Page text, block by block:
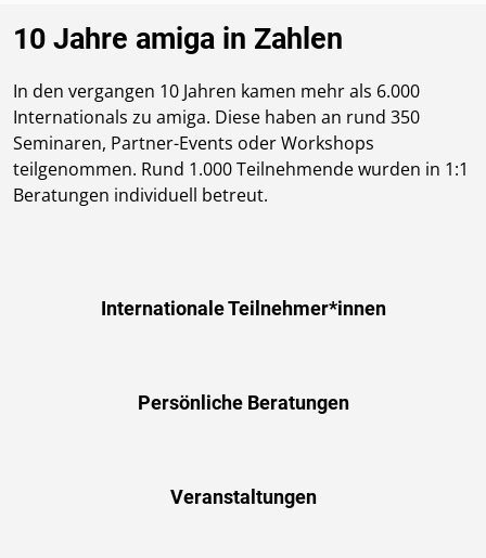
10 Jahre amiga in Zahlen
In den vergangen 10 Jahren kamen mehr als 6.000
Internationals zu amiga. Diese haben an rund 350
Seminaren, Partner-Events oder Workshops
teilgenommen. Rund 1.000 Teilnehmende wurden in 1:1
Beratungen individuell betreut.
Internationale Teilnehmer*innen
Persönliche Beratungen
Veranstaltungen